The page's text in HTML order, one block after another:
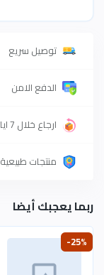
توصيل سريع
الدفع الامن
ارجاع خلال 7 ايام
منتجات طبيعية
ربما يعجبك أيضا
-25%